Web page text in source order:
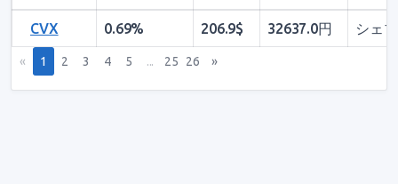
CVX 0.69% 206.9$ 32637.0円 シェ
« 1 (current)
2 3 4 5 ... 25 26 »Next